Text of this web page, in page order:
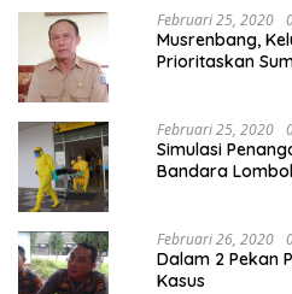
Februari 25, 2020
Musrenbang,
Prioritaskan
Februari 25, 2020
Simulasi
Bandara
Februari 26, 2020
Dalam 2 Pekan
Kasus